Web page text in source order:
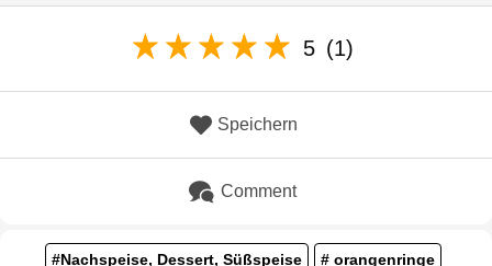
5 (1)
Speichern
Comment
#Nachspeise, Dessert, Süßspeise # orangenringe